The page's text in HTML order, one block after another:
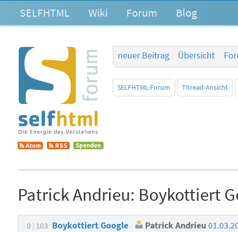
SELFHTML Wiki Forum Blog
neuer Beitrag
Übersicht
SELFHTML-Forum Thread-Ansicht
Patrick Andrieu: Boykottiert
0 103 Boykottiert Google Patrick Andrieu